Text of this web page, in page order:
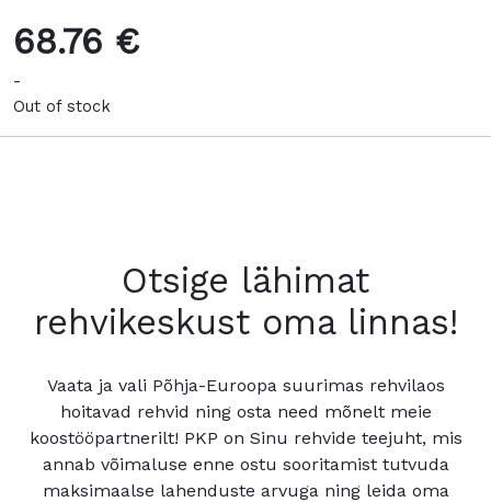
68.76 €
-
Out of stock
Otsige lähimat
rehvikeskust oma linnas!
Vaata ja vali Põhja-Euroopa suurimas rehvilaos
hoitavad rehvid ning osta need mõnelt meie
koostööpartnerilt! PKP on Sinu rehvide teejuht, mis
annab võimaluse enne ostu sooritamist tutvuda
maksimaalse lahenduste arvuga ning leida oma